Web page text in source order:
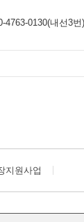
0130(내선3번
지원사업